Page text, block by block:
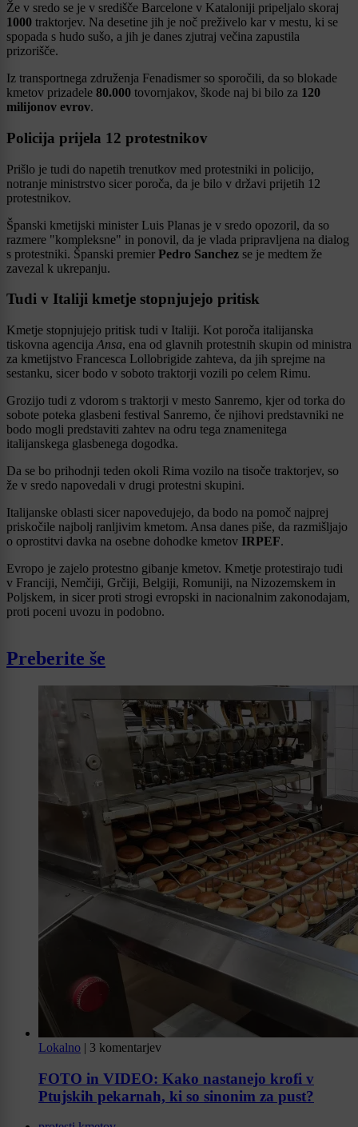
Že v sredo se je v središče Barcelone v Kataloniji pripeljalo skoraj
1000 traktorjev. Na desetine jih je noč preživelo kar v mestu, ki se
spopada s hudo sušo, a jih je danes zjutraj večina zapustila
prizorišče.
Iz transportnega združenja Fenadismer so sporočili, da so blokade
kmetov prizadele 80.000 tovornjakov, škode naj bi bilo za 120
milijonov evrov.
Policija prijela 12 protestnikov
Prišlo je tudi do napetih trenutkov med protestniki in policijo,
notranje ministrstvo sicer poroča, da je bilo v državi prijetih 12
protestnikov.
Španski kmetijski minister Luis Planas je v sredo opozoril, da so
razmere "kompleksne" in ponovil, da je vlada pripravljena na dialog
s protestniki. Španski premier Pedro Sanchez se je medtem že
zavezal k ukrepanju.
Tudi v Italiji kmetje stopnjujejo pritisk
Kmetje stopnjujejo pritisk tudi v Italiji. Kot poroča italijanska
tiskovna agencija Ansa, ena od glavnih protestnih skupin od ministra
za kmetijstvo Francesca Lollobrigide zahteva, da jih sprejme na
sestanku, sicer bodo v soboto traktorji vozili po celem Rimu.
Grozijo tudi z vdorom s traktorji v mesto Sanremo, kjer od torka do
sobote poteka glasbeni festival Sanremo, če njihovi predstavniki ne
bodo mogli predstaviti zahtev na odru tega znamenitega
italijanskega glasbenega dogodka.
Da se bo prihodnji teden okoli Rima vozilo na tisoče traktorjev, so
že v sredo napovedali v drugi protestni skupini.
Italijanske oblasti sicer napovedujejo, da bodo na pomoč najprej
priskočile najbolj ranljivim kmetom. Ansa danes piše, da razmišljajo
o oprostitvi davka na osebne dohodke kmetov IRPEF.
Evropo je zajelo protestno gibanje kmetov. Kmetje protestirajo tudi
v Franciji, Nemčiji, Grčiji, Belgiji, Romuniji, na Nizozemskem in
Poljskem, in sicer proti strogi evropski in nacionalnim zakonodajam,
proti poceni uvozu in podobno.
Preberite še
Lokalno | 3 komentarjev
FOTO in VIDEO: Kako nastanejo krofi v
Ptujskih pekarnah, ki so sinonim za pust?